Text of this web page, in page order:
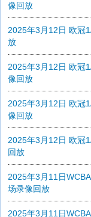
像回放
2025年3月12日 欧冠
放
2025年3月12日 欧冠
像回放
2025年3月12日 欧冠
像回放
2025年3月12日 欧冠
回放
2025年3月11日
场录像回放
2025年3月11日